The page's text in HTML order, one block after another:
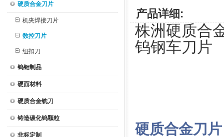
硬质合金刀片
机夹焊接刀片
数控刀片
纽扣刀
钨钼制品
硬面材料
硬质合金铣刀
铸造碳化钨颗粒
非标定制
产品详细:
株洲硬质合
钨钢车刀片
硬质合金刀